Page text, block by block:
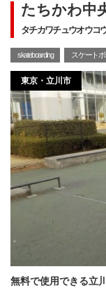
たちかわ中
タチカワチュウオウコ
skateboarding スケート
東京・立川市
無料で使用できる立